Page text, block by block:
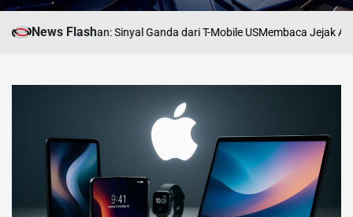
News Flash
Persimpangan: Sinyal Ganda dari T-Mobile USMembaca Jejak AI di